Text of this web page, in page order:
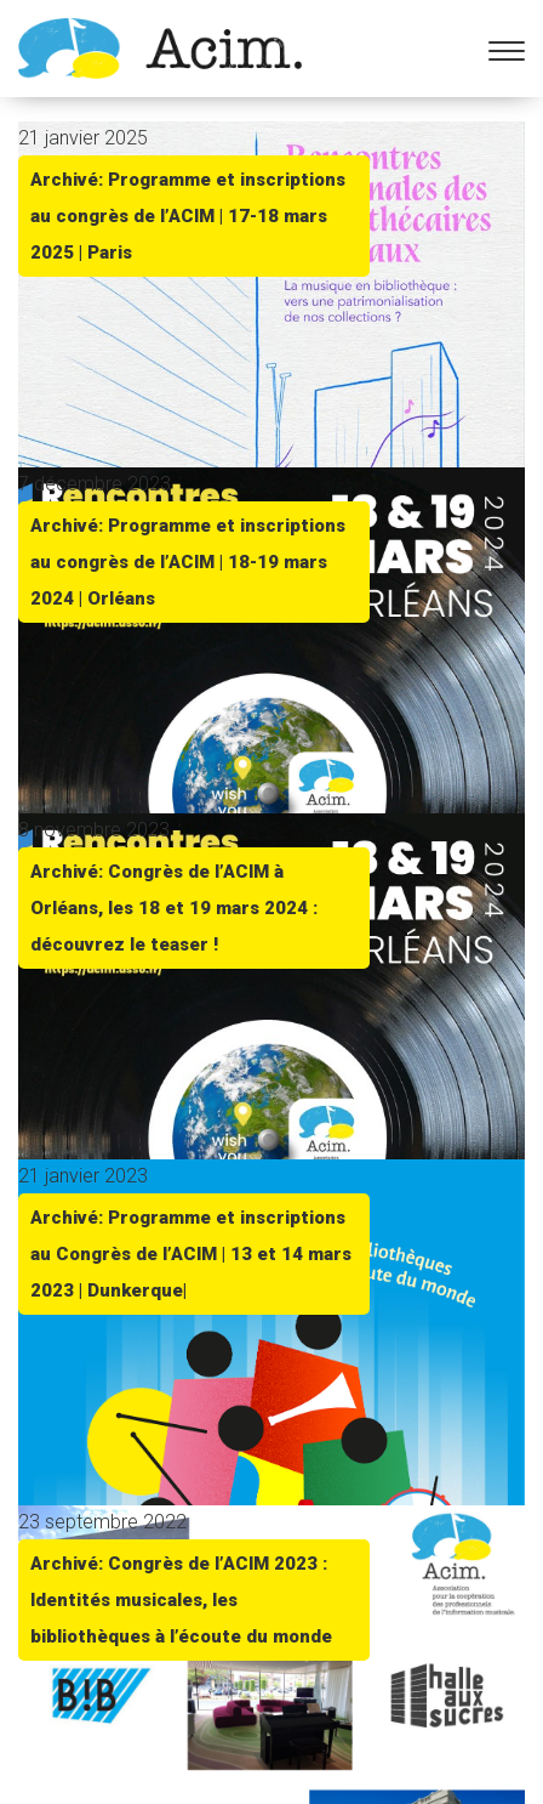
Ouvrir la barre d’outils
21 janvier 2025
Archivé: Programme et inscriptions
au congrès de l’ACIM | 17-18 mars
2025 | Paris
7 décembre 2023
Archivé: Programme et inscriptions
au congrès de l’ACIM | 18-19 mars
2024 | Orléans
8 novembre 2023
Archivé: Congrès de l’ACIM à
Orléans, les 18 et 19 mars 2024 :
découvrez le teaser !
21 janvier 2023
Archivé: Programme et inscriptions
au Congrès de l’ACIM | 13 et 14 mars
2023 | Dunkerque|
23 septembre 2022
Archivé: Congrès de l’ACIM 2023 :
Identités musicales, les
bibliothèques à l’écoute du monde